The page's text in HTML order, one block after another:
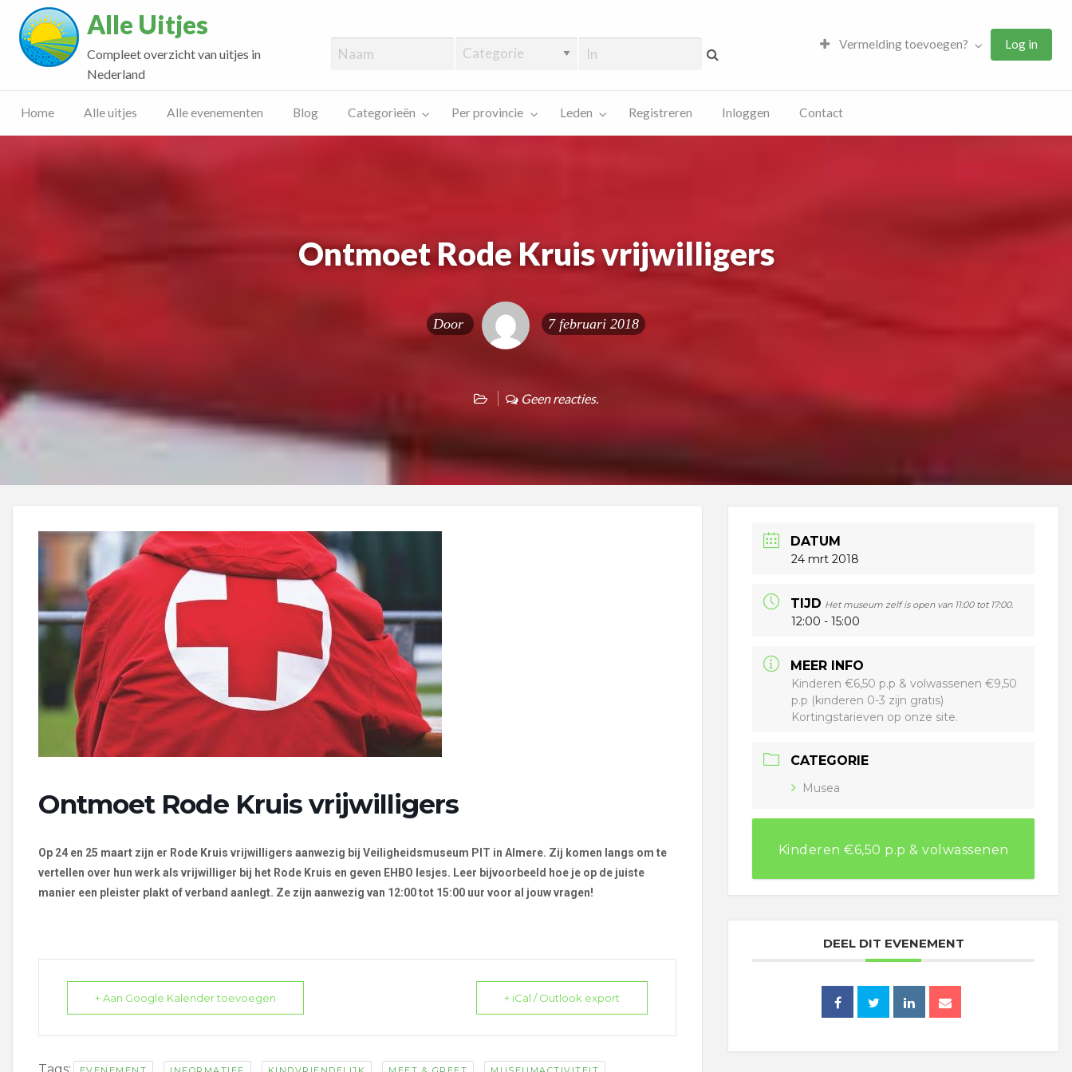
Alle Uitjes
Compleet overzicht van uitjes in
Nederland
Vermelding toevoegen? Log in
Home Alle uitjes Alle evenementen Blog Categorieën Per provincie Leden Registreren Inloggen Contact
Ontmoet Rode Kruis vrijwilligers
Door 7 februari 2018
Geen reacties.
Ontmoet Rode Kruis vrijwilligers
Op 24 en 25 maart zijn er Rode Kruis vrijwilligers aanwezig bij Veiligheidsmuseum PIT in Almere. Zij komen langs om te
vertellen over hun werk als vrijwilliger bij het Rode Kruis en geven EHBO lesjes. Leer bijvoorbeeld hoe je op de juiste
manier een pleister plakt of verband aanlegt. Ze zijn aanwezig van 12:00 tot 15:00 uur voor al jouw vragen!
+ Aan Google Kalender toevoegen + iCal / Outlook export
DATUM
24 mrt 2018
TIJD Het museum zelf is open van 11:00 tot 17:00.
12:00 - 15:00
MEER INFO
Kinderen €6,50 p.p & volwassenen €9,50
p.p (kinderen 0-3 zijn gratis)
Kortingstarieven op onze site.
CATEGORIE
Musea
Kinderen €6,50 p.p & volwassenen
DEEL DIT EVENEMENT